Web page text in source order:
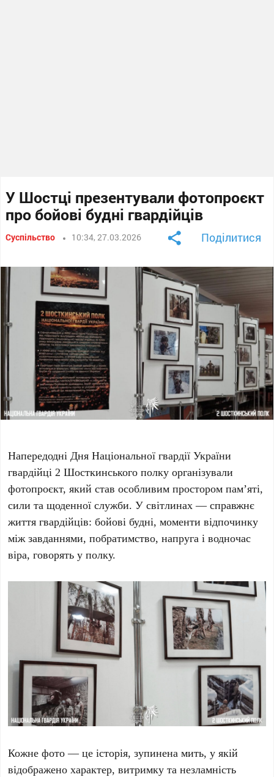
У Шостці презентували фотопроєкт
про бойові будні гвардійців
Суспільство 10:34, 27.03.2026 Поділитися
Напередодні Дня Національної гвардії України
гвардійці 2 Шосткинського полку організували
фотопроєкт, який став особливим простором пам’яті,
сили та щоденної служби. У світлинах — справжнє
життя гвардійців: бойові будні, моменти відпочинку
між завданнями, побратимство, напруга і водночас
віра, говорять у полку.
Кожне фото — це історія, зупинена мить, у якій
відображено характер, витримку та незламність